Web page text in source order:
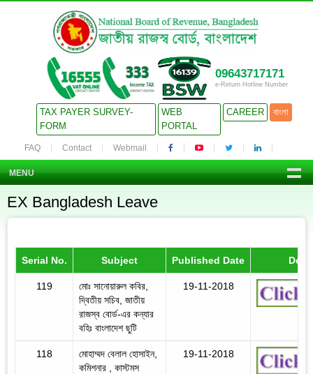
09643717171
e-Return Hotline Number
TAX PAYER SURVEY-
FORM
WEB
PORTAL
CAREER বাংলা
FAQ Contact Webmail
MENU
EX Bangladesh Leave
Serial No. Subject Published Date
119
মোঃ সানোয়ারুল কবির,
দ্বিতীয় সচিব, জাতীয়
রাজস্ব বোর্ড-এর কন্যার
বহিঃ বাংলাদেশ ছুটি
19-11-2018
118
মোহাম্মদ বেলাল হোসাইন,
কমিশনার , কাস্টমস
19-11-2018